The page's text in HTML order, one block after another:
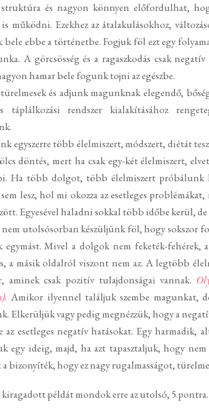
struktúra és nagyon könnyen előfordulhat,
működni. Ezekhez az átalakulásokhoz,
ebbe a történetbe. Fogjuk föl ezt egy
A görcsösség és a ragaszkodás csak
hamar bele fogunk tojni az egészbe.
és adjunk magunknak elegendő,
táplálkozási rendszer kialakításához
egyszerre több élelmiszert, módszert, diétát
döntés, mert ha csak egy-két élelmiszert,
Ha több dolgot, több élelmiszert próbálunk
lesz, hol mi okozza az esetleges
Egyesével haladni sokkal több időbe kerül,
nem utolsósorban készüljünk föl, hogy sokszor
Mivel a dolgok nem feketék-fehérek,
a másik oldalról viszont nem az. A legtöbb
aminek csak pozitív tulajdonságai vannak.
Amikor ilyennel találjuk szembe magunkat,
Elkerüljük vagy pedig megnézzük, hogy a
az esetleges negatív hatásokat. Egy harmadik,
egy ideig, majd, ha azt tapasztaljuk, hogy
a bizonyíték, hogy ez nagy rugalmasságot,
kiragadott példát mondok erre az utolsó,